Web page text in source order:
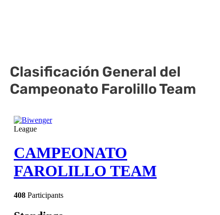
Clasificación General del
Campeonato Farolillo Team